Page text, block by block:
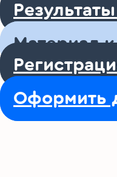
Материал
Оформить